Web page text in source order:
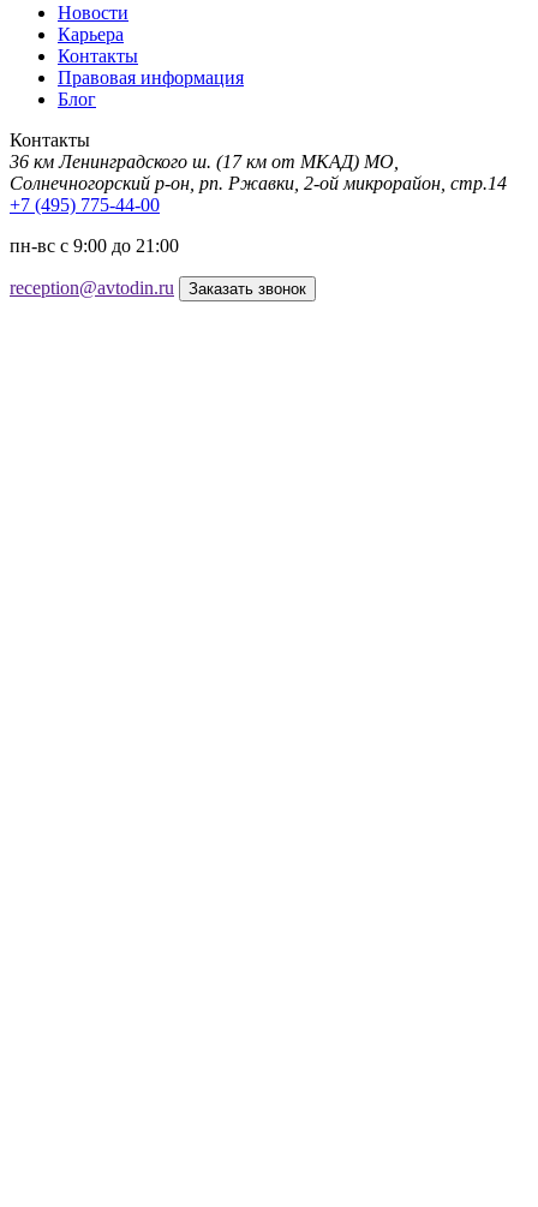
Новости
Карьера
Контакты
Правовая информация
Блог
Контакты
36 км Ленинградского ш. (17 км от МКАД) МО,
Солнечногорский р-он, рп. Ржавки, 2-ой микрорайон, стр.14
+7 (495) 775-44-00
пн-вс с 9:00 до 21:00
reception@avtodin.ru Заказать звонок